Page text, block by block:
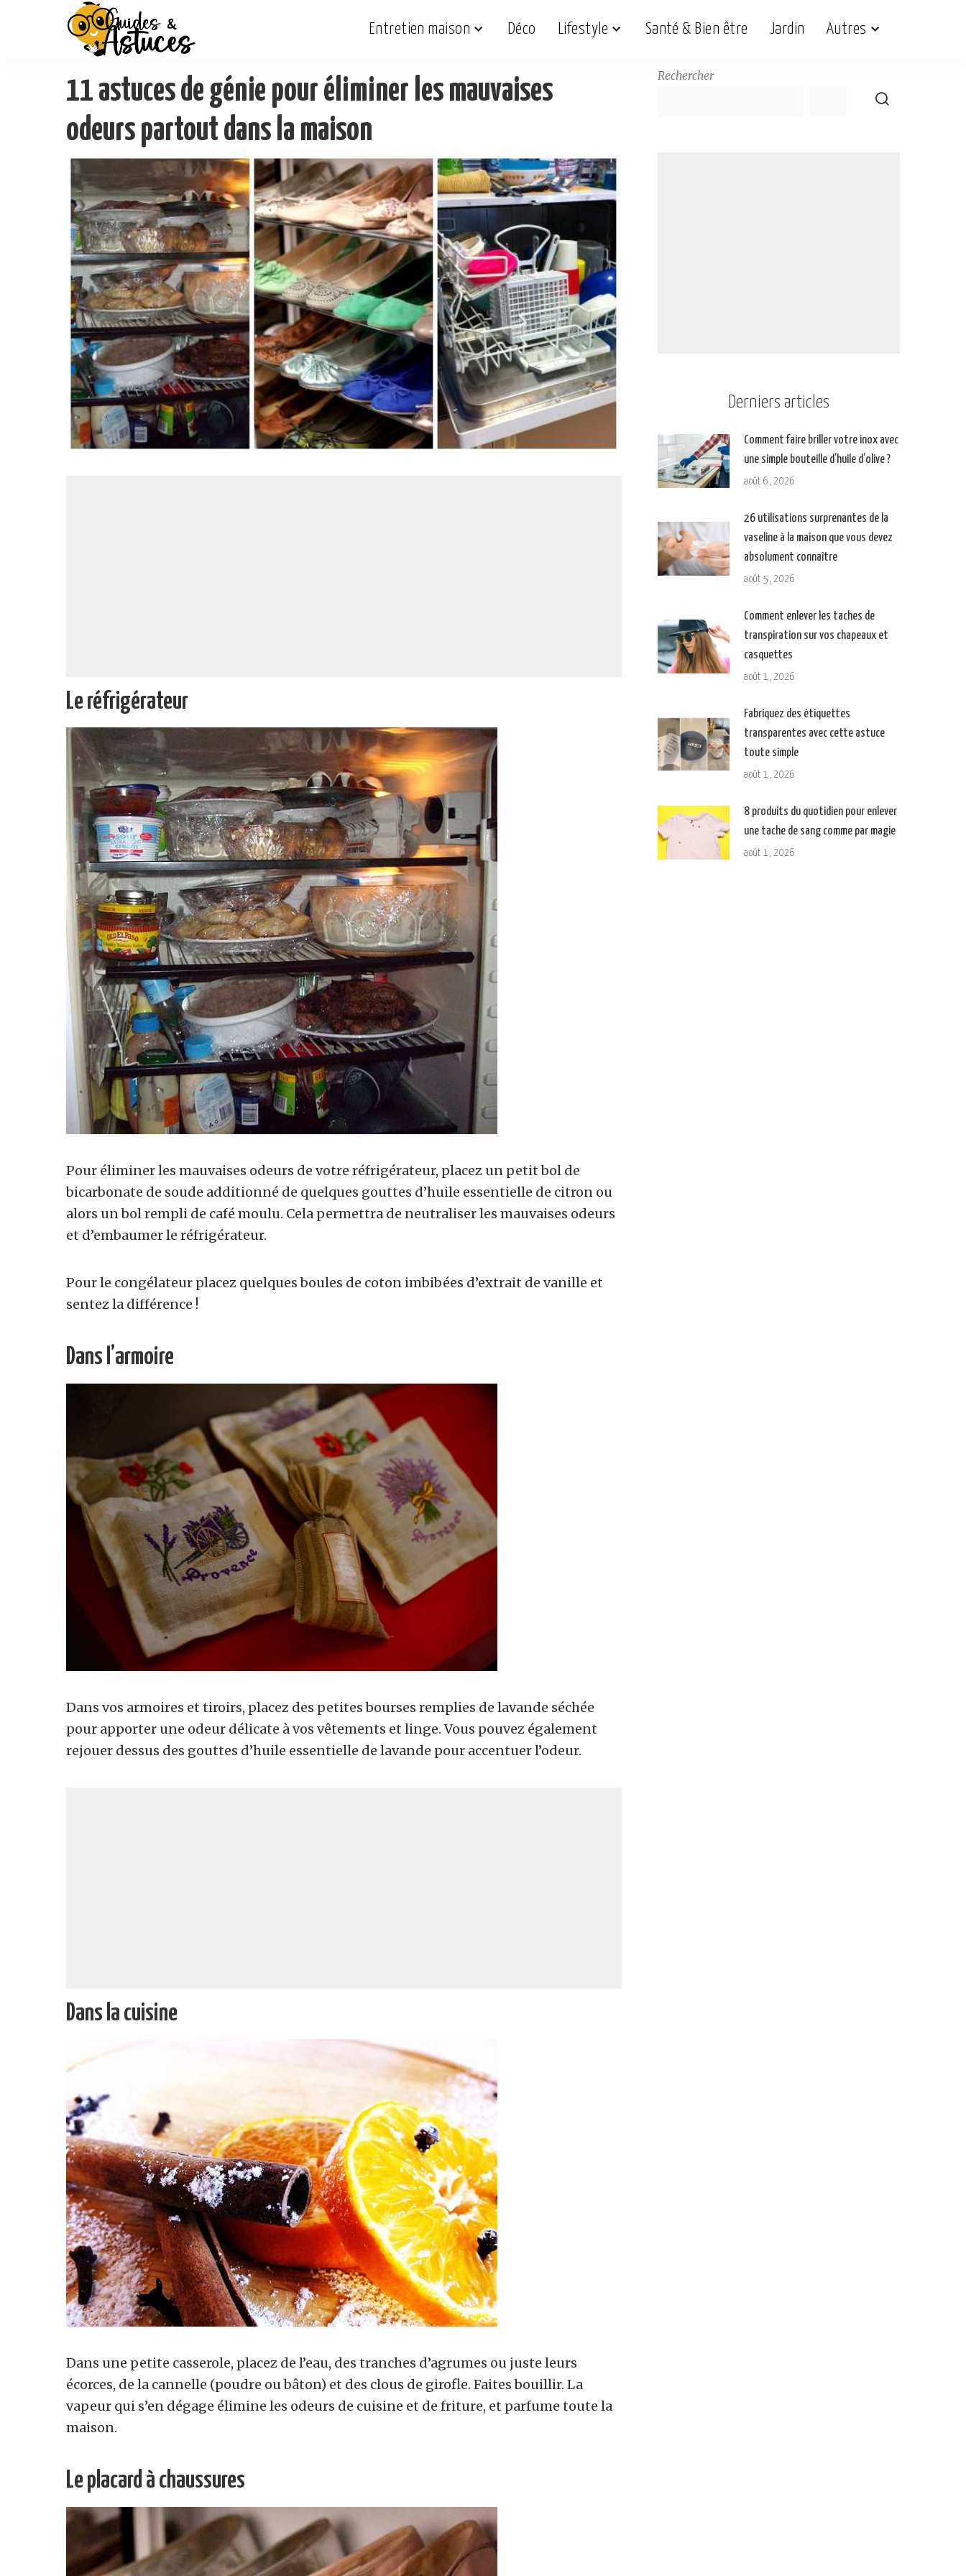
Entretien maison Déco Lifestyle Santé & Bien être Jardin Autres
11 astuces de génie pour éliminer les mauvaises
odeurs partout dans la maison
Le réfrigérateur
Pour éliminer les mauvaises odeurs de votre réfrigérateur, placez un petit bol de
bicarbonate de soude additionné de quelques gouttes d’huile essentielle de citron ou
alors un bol rempli de café moulu. Cela permettra de neutraliser les mauvaises odeurs
et d’embaumer le réfrigérateur.
Pour le congélateur placez quelques boules de coton imbibées d’extrait de vanille et
sentez la différence !
Dans l’armoire
Dans vos armoires et tiroirs, placez des petites bourses remplies de lavande séchée
pour apporter une odeur délicate à vos vêtements et linge. Vous pouvez également
rejouer dessus des gouttes d’huile essentielle de lavande pour accentuer l’odeur.
Dans la cuisine
Dans une petite casserole, placez de l’eau, des tranches d’agrumes ou juste leurs
écorces, de la cannelle (poudre ou bâton) et des clous de girofle. Faites bouillir. La
vapeur qui s’en dégage élimine les odeurs de cuisine et de friture, et parfume toute la
maison.
Le placard à chaussures
Rechercher
Derniers articles
Comment faire briller votre inox avec
une simple bouteille d’huile d’olive ?
août 6, 2026
26 utilisations surprenantes de la
vaseline à la maison que vous devez
absolument connaître
août 5, 2026
Comment enlever les taches de
transpiration sur vos chapeaux et
casquettes
août 1, 2026
Fabriquez des étiquettes
transparentes avec cette astuce
toute simple
août 1, 2026
8 produits du quotidien pour enlever
une tache de sang comme par magie
août 1, 2026